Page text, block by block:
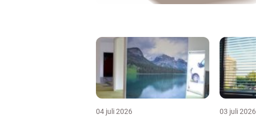
04 juli 2026 03 juli 2026